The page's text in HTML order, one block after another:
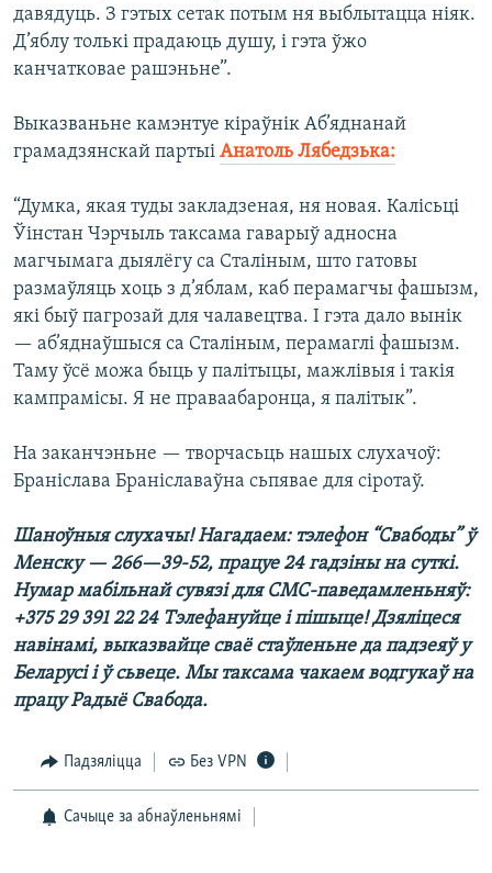
давядуць. З гэтых сетак потым ня выблытацца ніяк.
Д’яблу толькі прадаюць душу, і гэта ўжо
канчатковае рашэньне”.
Выказваньне камэнтуе кіраўнік Аб’яднанай
грамадзянскай партыі Анатоль Лябедзька:
“Думка, якая туды закладзеная, ня новая. Калісьці
Ўінстан Чэрчыль таксама гаварыў адносна
магчымага дыялёгу са Сталіным, што гатовы
размаўляць хоць з д’яблам, каб перамагчы фашызм,
які быў пагрозай для чалавецтва. І гэта дало вынік
— аб’яднаўшыся са Сталіным, перамаглі фашызм.
Таму ўсё можа быць у палітыцы, мажлівыя і такія
кампрамісы. Я не праваабаронца, я палітык”.
На заканчэньне — творчасьць нашых слухачоў:
Браніслава Браніславаўна сьпявае для сіротаў.
Шаноўныя слухачы! Нагадаем: тэлефон “Свабоды” ў
Менску — 266—39-52, працуе 24 гадзіны на суткі.
Нумар мабільнай сувязі для СМС-паведамленьняў:
+375 29 391 22 24 Тэлефануйце і пішыце! Дзяліцеся
навінамі, выказвайце сваё стаўленьне да падзеяў у
Беларусі і ў сьвеце. Мы таксама чакаем водгукаў на
працу Радыё Свабода.
Падзяліцца Без VPN
Сачыце за абнаўленьнямі